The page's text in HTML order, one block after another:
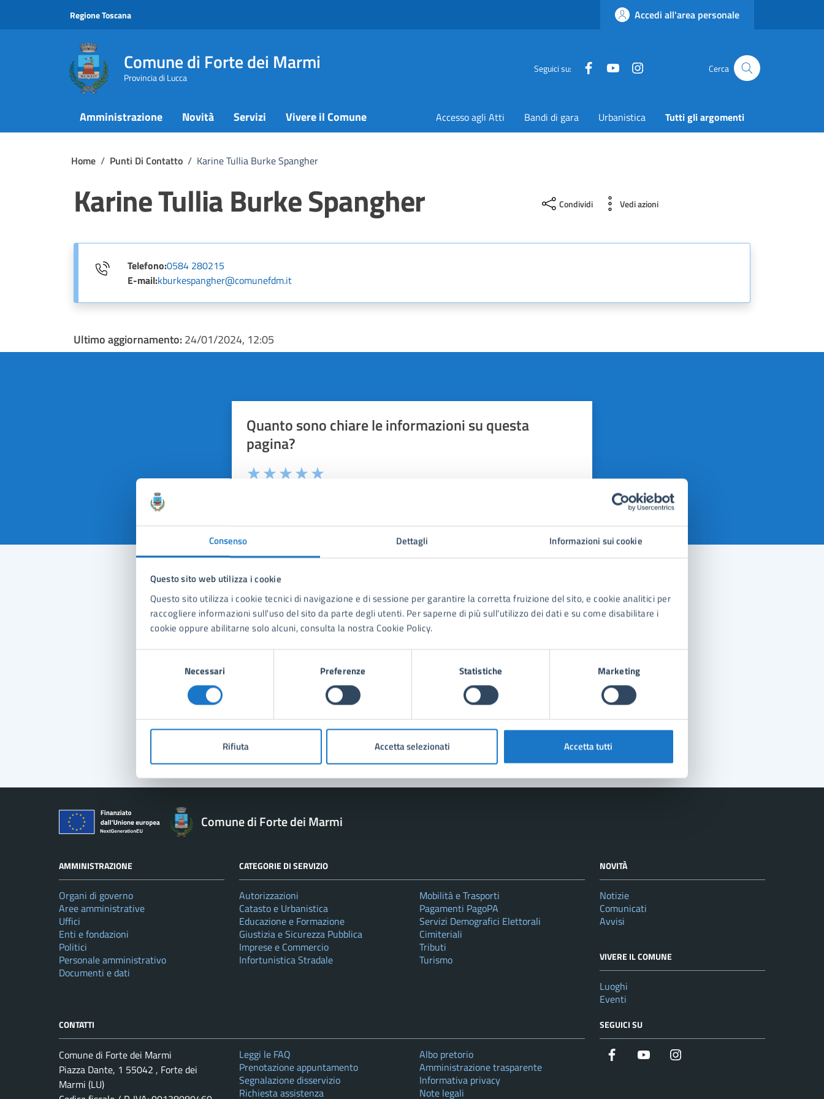
Consenso Dettagli Informazioni sui cookie
Questo sito web utilizza i cookie
Questo sito utilizza i cookie tecnici di navigazione e di sessione per garantire la corretta fruizione del sito, e cookie analitici per
raccogliere informazioni sull'uso del sito da parte degli utenti. Per saperne di più sull'utilizzo dei dati e su come disabilitare i
cookie oppure abilitarne solo alcuni, consulta la nostra Cookie Policy.
Necessari Preferenze Statistiche Marketing
Rifiuta Accetta selezionati Accetta tutti
Regione Toscana Accedi all'area personale
Comune di Forte dei Marmi
Provincia di Lucca
Seguici su: FacebookYouTube Cerca
Amministrazione Novità Servizi Vivere il Comune Accesso agli Atti Bandi di gara Urbanistica Tutti gli argomenti
Home / Punti Di Contatto / Karine Tullia Burke Spangher
Karine Tullia Burke Spangher Condividi Vedi azioni
Telefono:0584 280215
E-mail:kburkespangher@comunefdm.it
Ultimo aggiornamento:24/01/2024, 12:05
Quanto sono chiare le informazioni su questa
pagina?
Contatta il comune
Leggi le domande frequenti
Richiedi assistenza
Prenota appuntamento
Problemi in città
Segnala disservizio
Comune di Forte dei Marmi
AMMINISTRAZIONE
Organi di governo
Aree amministrative
Uffici
Enti e fondazioni
Politici
Personale amministrativo
Documenti e dati
CATEGORIE DI SERVIZIO
Autorizzazioni
Catasto e Urbanistica
Educazione e Formazione
Giustizia e Sicurezza Pubblica
Imprese e Commercio
Infortunistica Stradale
Mobilità e Trasporti
Pagamenti PagoPA
Servizi Demografici Elettorali
Cimiteriali
Tributi
Turismo
NOVITÀ
Notizie
Comunicati
Avvisi
VIVERE IL COMUNE
Luoghi
Eventi
CONTATTI
Comune di Forte dei Marmi
Piazza Dante, 1 55042 , Forte dei
Marmi (LU)
Leggi le FAQ
Prenotazione appuntamento
Segnalazione disservizio
Richiesta assistenza
Albo pretorio
Amministrazione trasparente
Informativa privacy
Note legali
SEGUICI SU
Facebook YouTube